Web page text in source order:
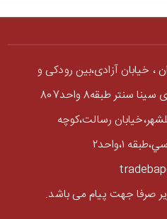
، خیابان آزادی،بین رودکی و
سنتر طبقه8 واحد807
رسالت،كوچه
١،واحد٢
صرفا جهت پیام می باشد.